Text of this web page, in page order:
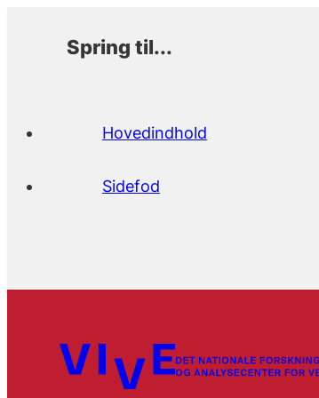
Spring til...
Hovedindhold
Sidefod